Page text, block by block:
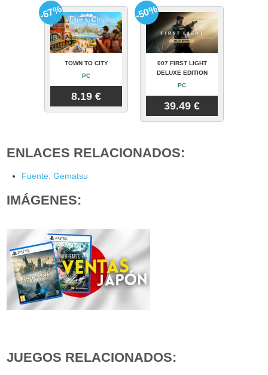
TOWN TO CITY
PC
8.19 €
-67%
007 FIRST LIGHT
DELUXE EDITION
PC
39.49 €
-50%
ENLACES RELACIONADOS:
Fuente: Gematsu
IMÁGENES:
JUEGOS RELACIONADOS: